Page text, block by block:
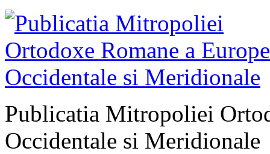
Publicatia Mitropoliei
Occidentale si Meridionale